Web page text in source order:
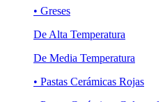
• Greses
De Alta Temperatura
De Media Temperatura
• Pastas Cerámicas Rojas